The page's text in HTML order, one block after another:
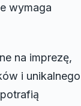
wymaga
na imprezę,
i unikalnego